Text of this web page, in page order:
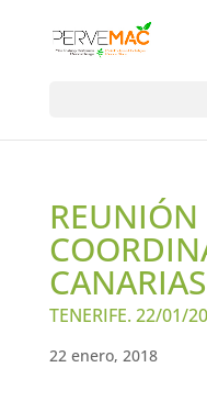
REUNIÓN
TENERIFE. 22/01/
22 enero, 2018